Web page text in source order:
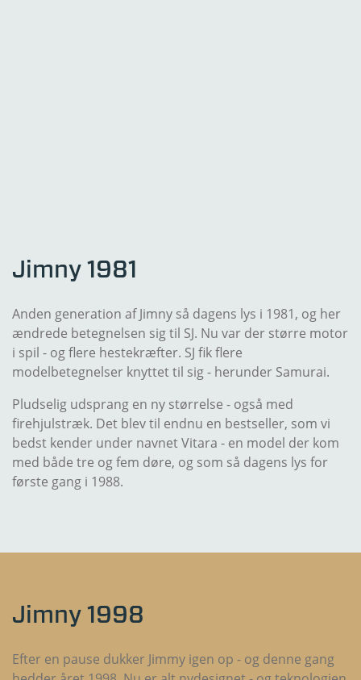
Jimny 1981
Anden generation af Jimny så dagens lys i 1981, og her
ændrede betegnelsen sig til SJ. Nu var der større motor
i spil - og flere hestekræfter. SJ fik flere
modelbetegnelser knyttet til sig - herunder Samurai.
Pludselig udsprang en ny størrelse - også med
firehjulstræk. Det blev til endnu en bestseller, som vi
bedst kender under navnet Vitara - en model der kom
med både tre og fem døre, og som så dagens lys for
første gang i 1988.
Jimny 1998
Efter en pause dukker Jimmy igen op - og denne gang